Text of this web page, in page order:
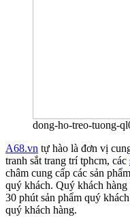
dong-ho-treo-tuong-
A68.vn tự hào là đơn vị
tranh sắt trang trí tphcm, các
châm cung cấp các sản
quý khách. Quý khách
30 phút sản phẩm quý
quý khách hàng.